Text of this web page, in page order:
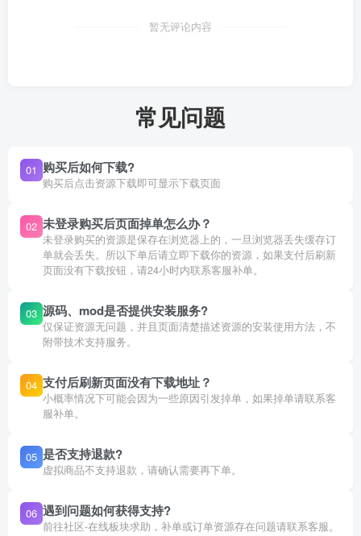
暂无评论内容
常见问题
01 购买后如何下载?
购买后点击资源下载即可显示下载页面
02 未登录购买后页面掉单怎么办？
未登录购买的资源是保存在浏览器上的，一旦浏览器丢失缓存订
单就会丢失。所以下单后请立即下载你的资源，如果支付后刷新
页面没有下载按钮，请24小时内联系客服补单。
03 源码、mod是否提供安装服务?
仅保证资源无问题，并且页面清楚描述资源的安装使用方法，不
附带技术支持服务。
04 支付后刷新页面没有下载地址？
小概率情况下可能会因为一些原因引发掉单，如果掉单请联系客
服补单。
05 是否支持退款?
虚拟商品不支持退款，请确认需要再下单。
06 遇到问题如何获得支持?
前往社区-在线板块求助，补单或订单资源存在问题请联系客服。